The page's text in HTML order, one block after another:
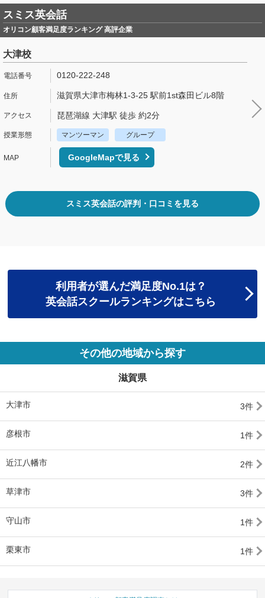
スミス英会話
オリコン顧客満足度ランキング 高評企業
大津校
0120-222-248
滋賀県大津市梅林1-3-25 駅前1st森田ビル8階
琵琶湖線 大津駅 徒歩 約2分
マンツーマン グループ
GoogleMapで見る
スミス英会話の評判・口コミを見る
利用者が選んだ満足度No.1は？
英会話スクールランキングはこちら
その他の地域から探す
滋賀県
大津市 3件
彦根市 1件
近江八幡市 2件
草津市 3件
守山市 1件
栗東市 1件